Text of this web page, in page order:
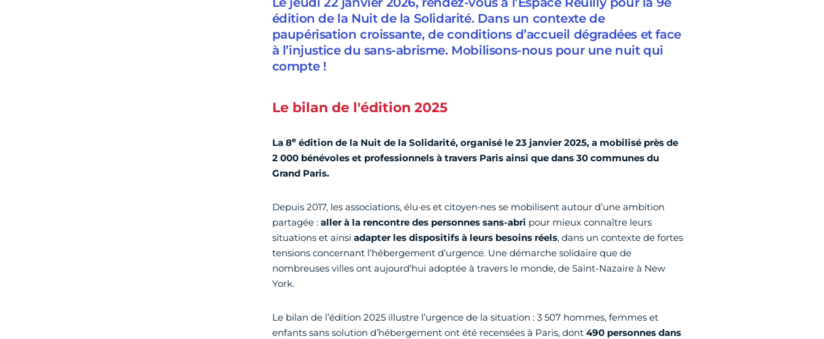
édition de la Nuit de la Solidarité. Dans un contexte de
paupérisation croissante, de conditions d’accueil dégradées et face
à l’injustice du sans-abrisme. Mobilisons-nous pour une nuit qui
compte !
Le bilan de l'édition 2025
La 8eédition de la Nuit de la Solidarité, organisé le 23 janvier 2025, a mobilisé près de
2 000 bénévoles et professionnels à travers Paris ainsi que dans 30 communes du
Grand Paris.
Depuis 2017, les associations, élu·es et citoyen·nes se mobilisent autour d’une ambition
partagée : aller à la rencontre des personnes sans-abri pour mieux connaître leurs
situations et ainsi adapter les dispositifs à leurs besoins réels, dans un contexte de fortes
tensions concernant l’hébergement d’urgence. Une démarche solidaire que de
nombreuses villes ont aujourd’hui adoptée à travers le monde, de Saint-Nazaire à New
York.
Le bilan de l’édition 2025 illustre l’urgence de la situation : 3 507 hommes, femmes et
enfants sans solution d’hébergement ont été recensées à Paris, dont 490 personnes dans